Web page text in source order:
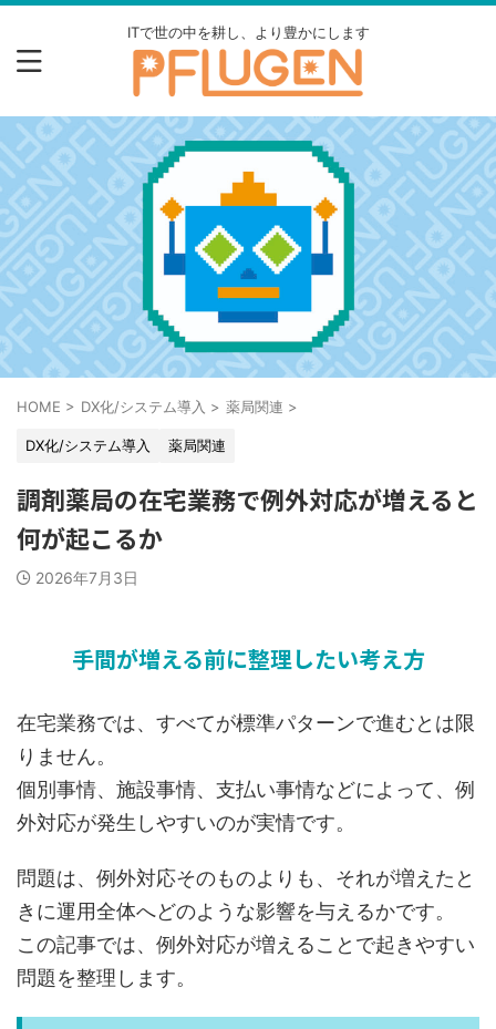
ITで世の中を耕し、より豊かにします
HOME > DX化/システム導入 > 薬局関連 >
DX化/システム導入 薬局関連
調剤薬局の在宅業務で例外対応が増えると
何が起こるか
2026年7月3日
手間が増える前に整理したい考え方
在宅業務では、すべてが標準パターンで進むとは限
りません。
個別事情、施設事情、支払い事情などによって、例
外対応が発生しやすいのが実情です。
問題は、例外対応そのものよりも、それが増えたと
きに運用全体へどのような影響を与えるかです。
この記事では、例外対応が増えることで起きやすい
問題を整理します。